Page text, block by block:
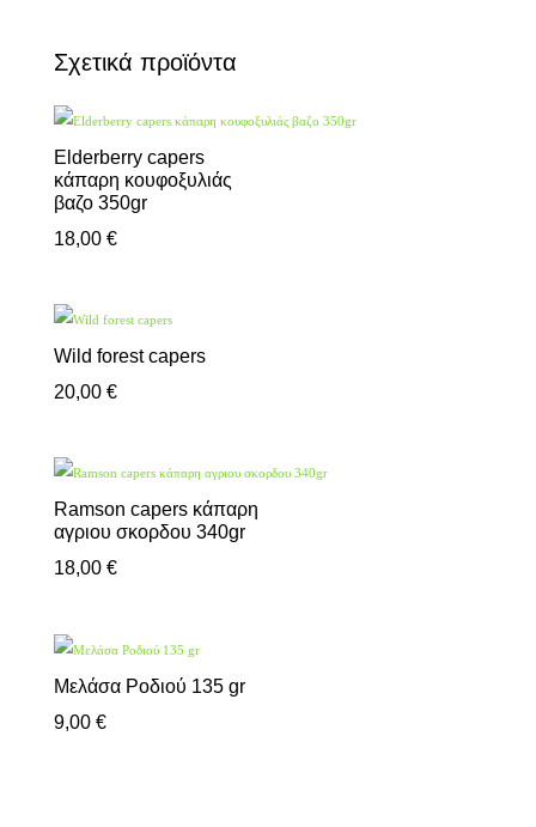
Σχετικά προϊόντα
Elderberry capers
κάπαρη κουφοξυλιάς
βαζο 350gr
18,00 €
Wild forest capers
20,00 €
Ramson capers κάπαρη
αγριου σκορδου 340gr
18,00 €
Μελάσα Ροδιού 135 gr
9,00 €